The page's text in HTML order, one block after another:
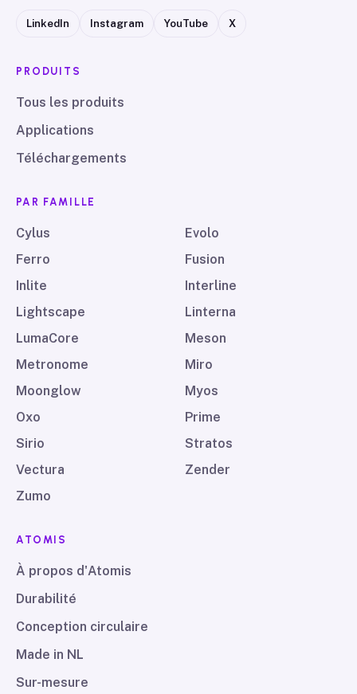
LinkedIn Instagram YouTube X
PRODUITS
Tous les produits
Applications
Téléchargements
PAR FAMILLE
Cylus
Evolo
Ferro
Fusion
Inlite
Interline
Lightscape
Linterna
LumaCore
Meson
Metronome
Miro
Moonglow
Myos
Oxo
Prime
Sirio
Stratos
Vectura
Zender
Zumo
ATOMIS
À propos d'Atomis
Durabilité
Conception circulaire
Made in NL
Sur-mesure